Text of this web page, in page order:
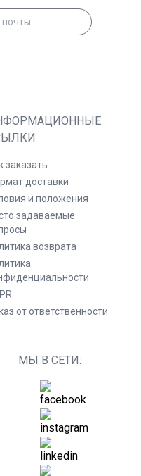
заказать
доставки
и положения
задаваемые
возврата
от ответственности
МЫ В СЕТИ: